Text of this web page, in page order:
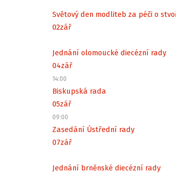
Světový den modliteb za péči o
02zář
Jednání olomoucké diecézní rady
04zář
14:00
Biskupská rada
05zář
09:00
Zasedání Ústřední rady
07zář
Jednání brněnské diecézní rady